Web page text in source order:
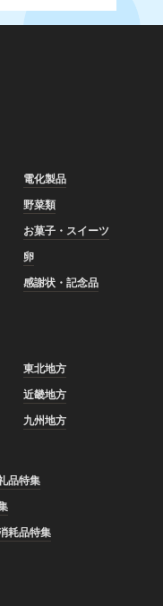
電化製品
野菜類
お菓子・スイーツ
卵
感謝状・記念品
東北地方
近畿地方
九州地方
品特集
耗品特集